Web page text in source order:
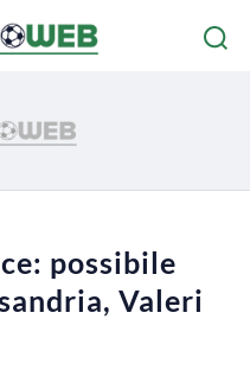
possibile
Valeri